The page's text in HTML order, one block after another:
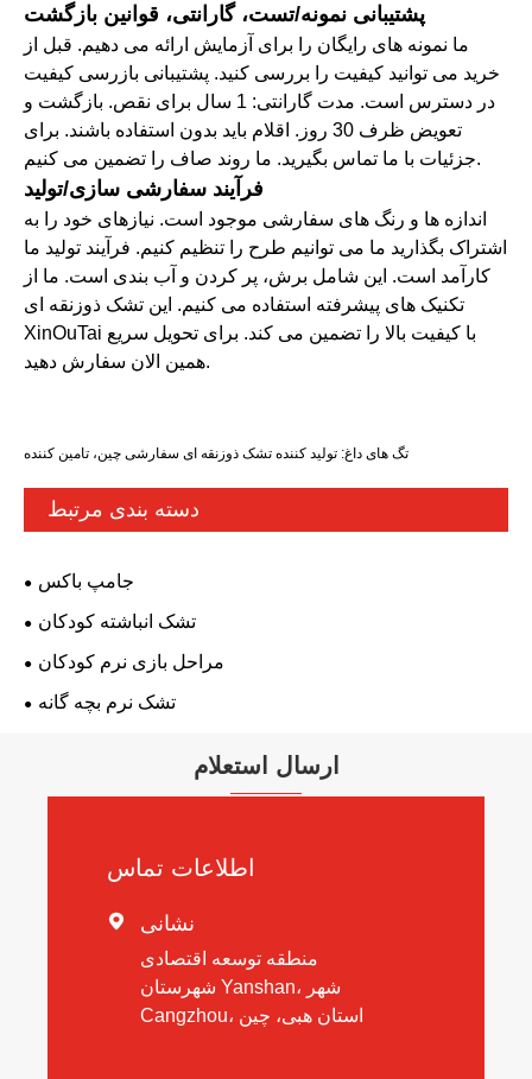
پشتیبانی نمونه/تست، گارانتی، قوانین بازگشت
ما نمونه های رایگان را برای آزمایش ارائه می دهیم. قبل از
خرید می توانید کیفیت را بررسی کنید. پشتیبانی بازرسی کیفیت
در دسترس است. مدت گارانتی: 1 سال برای نقص. بازگشت و
تعویض ظرف 30 روز. اقلام باید بدون استفاده باشند. برای
جزئیات با ما تماس بگیرید. ما روند صاف را تضمین می کنیم.
فرآیند سفارشی سازی/تولید
اندازه ها و رنگ های سفارشی موجود است. نیازهای خود را به
اشتراک بگذارید ما می توانیم طرح را تنظیم کنیم. فرآیند تولید ما
کارآمد است. این شامل برش، پر کردن و آب بندی است. ما از
تکنیک های پیشرفته استفاده می کنیم. این تشک ذوزنقه ای
XinOuTai با کیفیت بالا را تضمین می کند. برای تحویل سریع
همین الان سفارش دهید.
تگ های داغ: تولید کننده تشک ذوزنقه ای سفارشی چین، تامین کننده
دسته بندی مرتبط
جامپ باکس
تشک انباشته کودکان
مراحل بازی نرم کودکان
تشک نرم بچه گانه
ارسال استعلام
اطلاعات تماس
 نشانی
منطقه توسعه اقتصادی
شهرستان Yanshan، شهر
Cangzhou، استان هبی، چین